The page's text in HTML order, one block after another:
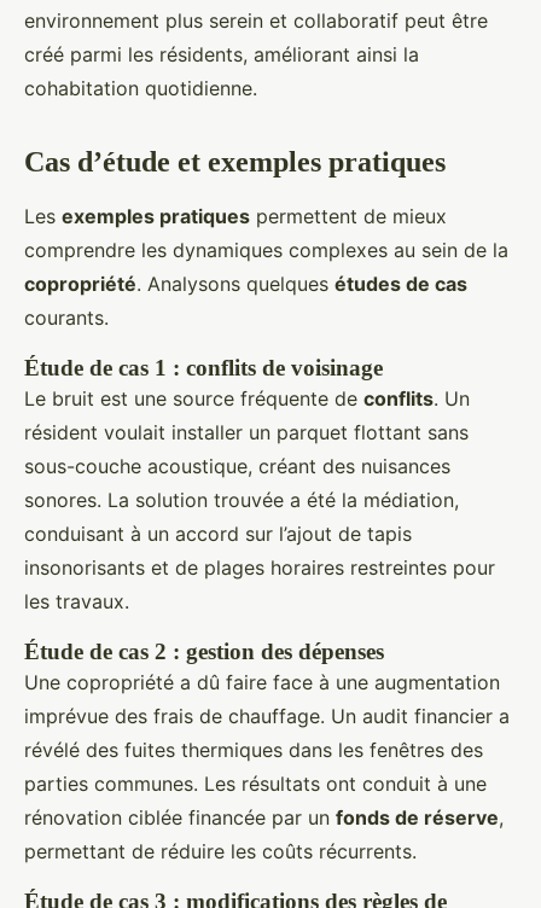
environnement plus serein et collaboratif peut être
créé parmi les résidents, améliorant ainsi la
cohabitation quotidienne.
Cas d’étude et exemples pratiques
Les exemples pratiques permettent de mieux
comprendre les dynamiques complexes au sein de la
copropriété. Analysons quelques études de cas
courants.
Étude de cas 1 : conflits de voisinage
Le bruit est une source fréquente de conflits. Un
résident voulait installer un parquet flottant sans
sous-couche acoustique, créant des nuisances
sonores. La solution trouvée a été la médiation,
conduisant à un accord sur l’ajout de tapis
insonorisants et de plages horaires restreintes pour
les travaux.
Étude de cas 2 : gestion des dépenses
Une copropriété a dû faire face à une augmentation
imprévue des frais de chauffage. Un audit financier a
révélé des fuites thermiques dans les fenêtres des
parties communes. Les résultats ont conduit à une
rénovation ciblée financée par un fonds de réserve,
permettant de réduire les coûts récurrents.
Étude de cas 3 : modifications des règles de